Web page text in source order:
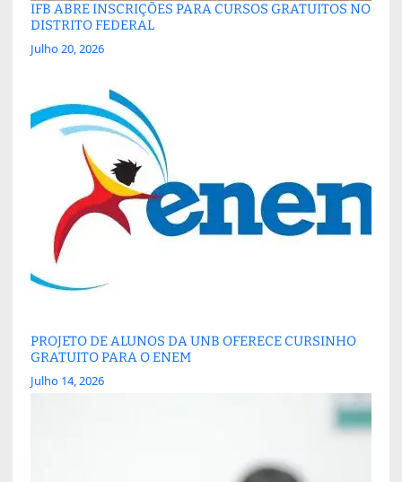
IFB ABRE INSCRIÇÕES PARA CURSOS GRATUITOS NO
DISTRITO FEDERAL
Julho 20, 2026
PROJETO DE ALUNOS DA UNB OFERECE CURSINHO
GRATUITO PARA O ENEM
Julho 14, 2026